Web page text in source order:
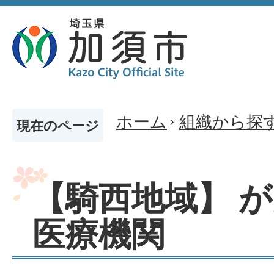
現在のページ ホーム 組織から探
【騎西地域】
医療機関